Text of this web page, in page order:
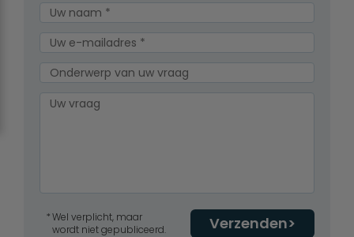
Verzenden
Wel verplicht, maar
wordt niet gepubliceerd.